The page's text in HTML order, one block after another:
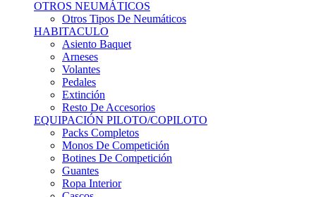
OTROS NEUMÁTICOS
Otros Tipos De Neumáticos
HABITACULO
Asiento Baquet
Arneses
Volantes
Pedales
Extinción
Resto De Accesorios
EQUIPACIÓN PILOTO/COPILOTO
Packs Completos
Monos De Competición
Botines De Competición
Guantes
Ropa Interior